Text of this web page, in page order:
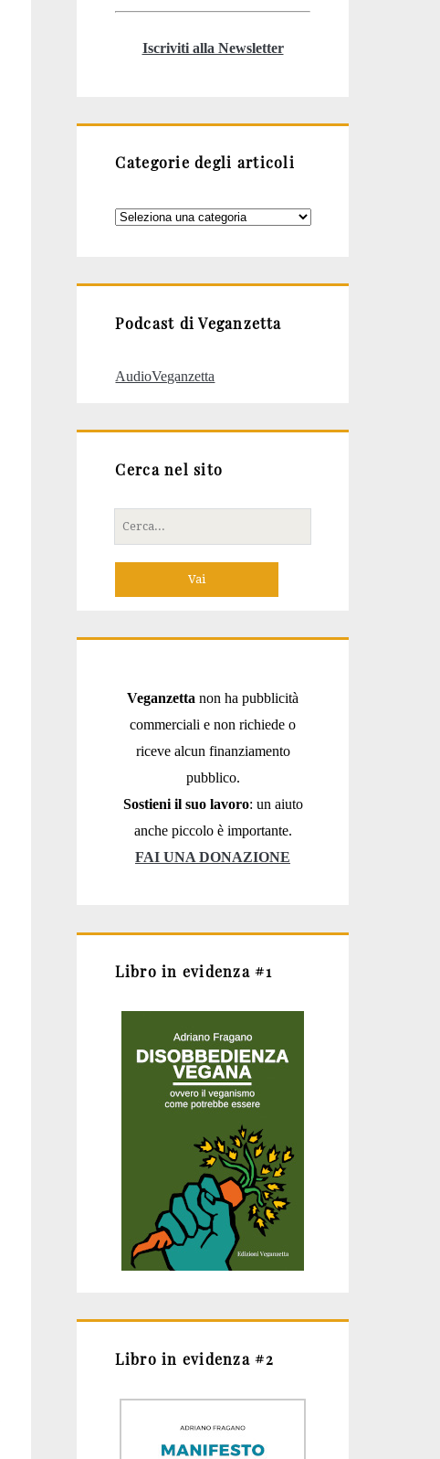
Iscriviti alla Newsletter
Categorie degli articoli
Categorie
Podcast di Veganzetta
AudioVeganzetta
Cerca nel sito
Cerca
per:
Veganzetta non ha pubblicità
commerciali e non richiede o
riceve alcun finanziamento
pubblico.
Sostieni il suo lavoro: un aiuto
anche piccolo è importante.
FAI UNA DONAZIONE
Libro in evidenza #1
Libro in evidenza #2